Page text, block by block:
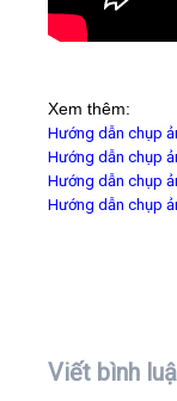
Xem thêm:
Hướng dẫn chụp
Hướng dẫn chụp
Hướng dẫn chụp
Hướng dẫn chụp
Viết bình